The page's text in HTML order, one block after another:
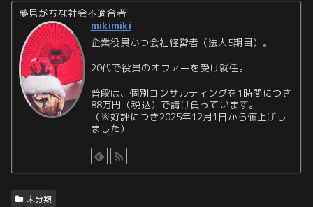
夢見がちな社会不適合者
mikimiki
企業役員かつ会社経営者（法人5期目）。
20代で役員のオファーを受け就任。
普段は、個別コンサルティングを1時間につき
88万円（税込）で請け負っています。
（※好評につき2025年12月1日から値上げし
ました）
未分類